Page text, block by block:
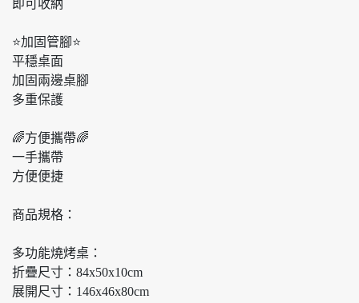
即可收納
⭐️加固管腳⭐️
平穩桌面
加固兩邊桌腳
多重保護
🌈方便攜帶🌈
一手攜帶
方便便捷
商品規格：
多功能燒烤桌：
折疊尺寸：84x50x10cm
展開尺寸：146x46x80cm